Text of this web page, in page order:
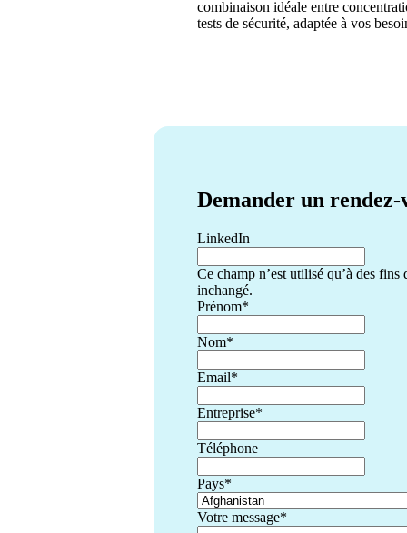
combinaison idéale entre
tests de sécurité, adaptée à vos
Demander un rendez-
LinkedIn
Ce champ n’est utilisé qu’à des
inchangé.
Prénom*
Nom*
Email*
Entreprise*
Téléphone
Pays*
Votre message*